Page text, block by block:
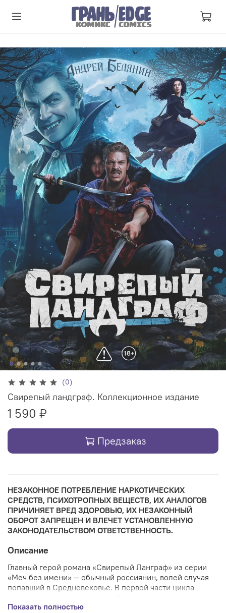
(0)
Свирепый ландграф. Коллекционное издание
1 590 ₽
Предзаказ
НЕЗАКОННОЕ ПОТРЕБЛЕНИЕ НАРКОТИЧЕСКИХ
СРЕДСТВ, ПСИХОТРОПНЫХ ВЕЩЕСТВ, ИХ АНАЛОГОВ
ПРИЧИНЯЕТ ВРЕД ЗДОРОВЬЮ, ИХ НЕЗАКОННЫЙ
ОБОРОТ ЗАПРЕЩЕН И ВЛЕЧЕТ УСТАНОВЛЕННУЮ
ЗАКОНОДАТЕЛЬСТВОМ ОТВЕТСТВЕННОСТЬ.
Описание
Главный герой романа «Свирепый Ланграф» из серии
«Меч без имени» — обычный россиянин, волей случая
попавший в Средневековье. В первой части цикла
выяснилось, что у того есть сын. И яблоко от яблони
Показать полностью